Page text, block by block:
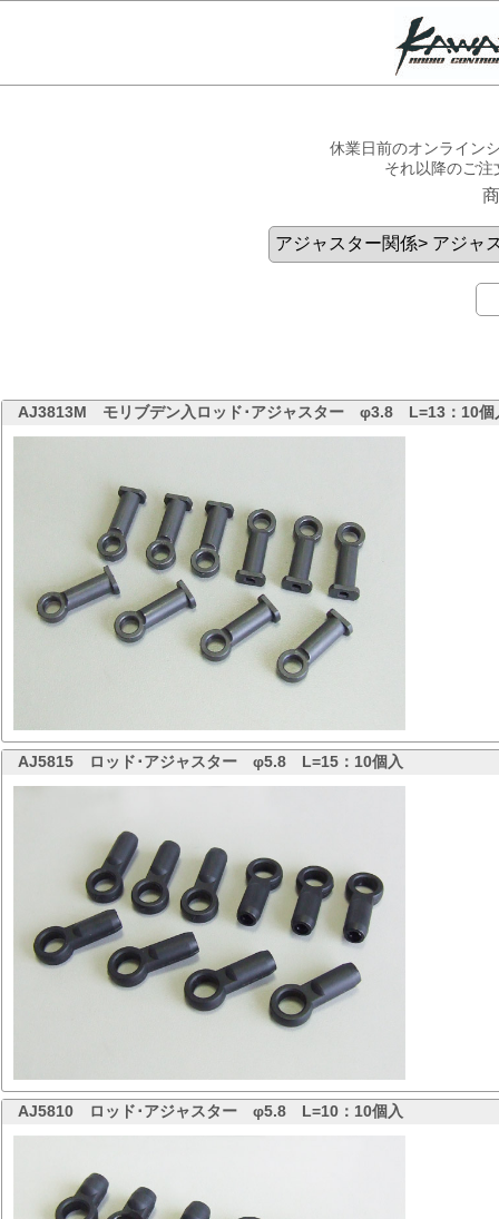
休業日前のオンライン
それ以降のご
AJ3813M モリブデン入ロッド･アジャスター φ3.8 L=13：10個
AJ5815 ロッド･アジャスター φ5.8 L=15：10個入
AJ5810 ロッド･アジャスター φ5.8 L=10：10個入